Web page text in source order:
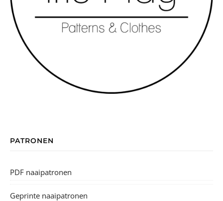
PATRONEN
PDF naaipatronen
Geprinte naaipatronen